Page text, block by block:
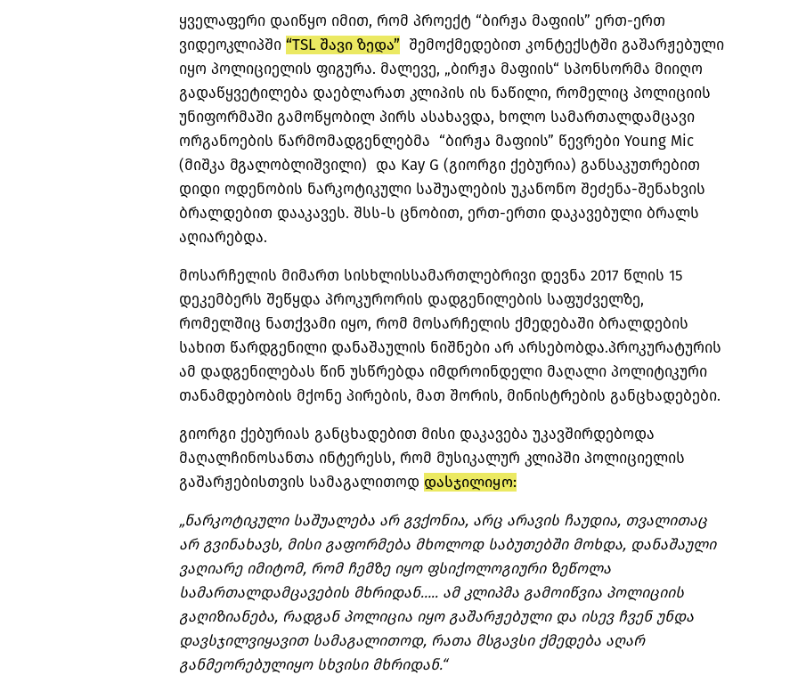
ყველაფერი დაიწყო იმით, რომ პროექტ “ბირჟა მაფიის” ერთ-ერთ
ვიდეოკლიპში “TSL შავი ზედა” შემოქმედებით კონტექსტში გაშარჟებული
იყო პოლიციელის ფიგურა. მალევე, „ბირჟა მაფიის“ სპონსორმა მიიღო
გადაწყვეტილება დაებლარათ კლიპის ის ნაწილი, რომელიც პოლიციის
უნიფორმაში გამოწყობილ პირს ასახავდა, ხოლო სამართალდამცავი
ორგანოების წარმომადგენლებმა “ბირჟა მაფიის” წევრები Young Mic
(მიშკა მგალობლიშვილი) და Kay G (გიორგი ქებურია) განსაკუთრებით
დიდი ოდენობის ნარკოტიკული საშუალების უკანონო შეძენა-შენახვის
ბრალდებით დააკავეს. შსს-ს ცნობით, ერთ-ერთი დაკავებული ბრალს
აღიარებდა.
მოსარჩელის მიმართ სისხლისსამართლებრივი დევნა 2017 წლის 15
დეკემბერს შეწყდა პროკურორის დადგენილების საფუძველზე,
რომელშიც ნათქვამი იყო, რომ მოსარჩელის ქმედებაში ბრალდების
სახით წარდგენილი დანაშაულის ნიშნები არ არსებობდა.პროკურატურის
ამ დადგენილებას წინ უსწრებდა იმდროინდელი მაღალი პოლიტიკური
თანამდებობის მქონე პირების, მათ შორის, მინისტრების განცხადებები.
გიორგი ქებურიას განცხადებით მისი დაკავება უკავშირდებოდა
მაღალჩინოსანთა ინტერესს, რომ მუსიკალურ კლიპში პოლიციელის
გაშარჟებისთვის სამაგალითოდ დასჯილიყო:
„ნარკოტიკული საშუალება არ გვქონია, არც არავის ჩაუდია, თვალითაც
არ გვინახავს, მისი გაფორმება მხოლოდ საბუთებში მოხდა, დანაშაული
ვაღიარე იმიტომ, რომ ჩემზე იყო ფსიქოლოგიური ზეწოლა
სამართალდამცავების მხრიდან….. ამ კლიპმა გამოიწვია პოლიციის
გაღიზიანება, რადგან პოლიცია იყო გაშარჟებული და ისევ ჩვენ უნდა
დავსჯილვიყავით სამაგალითოდ, რათა მსგავსი ქმედება აღარ
განმეორებულიყო სხვისი მხრიდან.“